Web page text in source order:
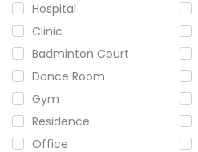
Hospital
Clinic
Badminton Court
Dance Room
Gym
Residence
Office